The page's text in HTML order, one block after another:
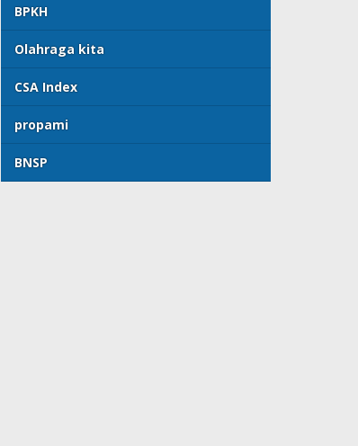
Public Relations di
Budi Raharjo MM
& Mitigasi Risiko)
BPKH
Olahraga kita
CSA Index
propami
BNSP